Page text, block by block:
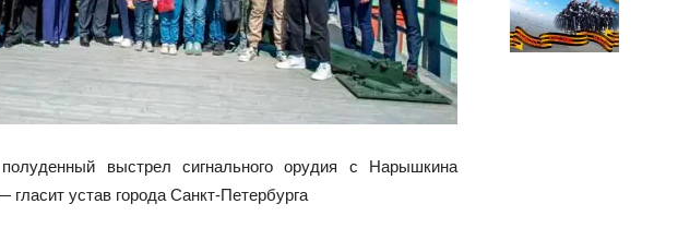
выстрел сигнального орудия с Нарышкина
устав города Санкт-Петербурга